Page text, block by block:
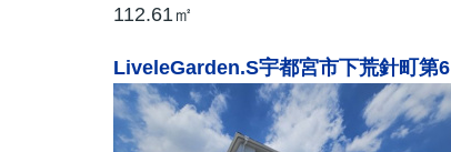
112.61㎡
LiveleGarden.S宇都宮市下荒針町第6